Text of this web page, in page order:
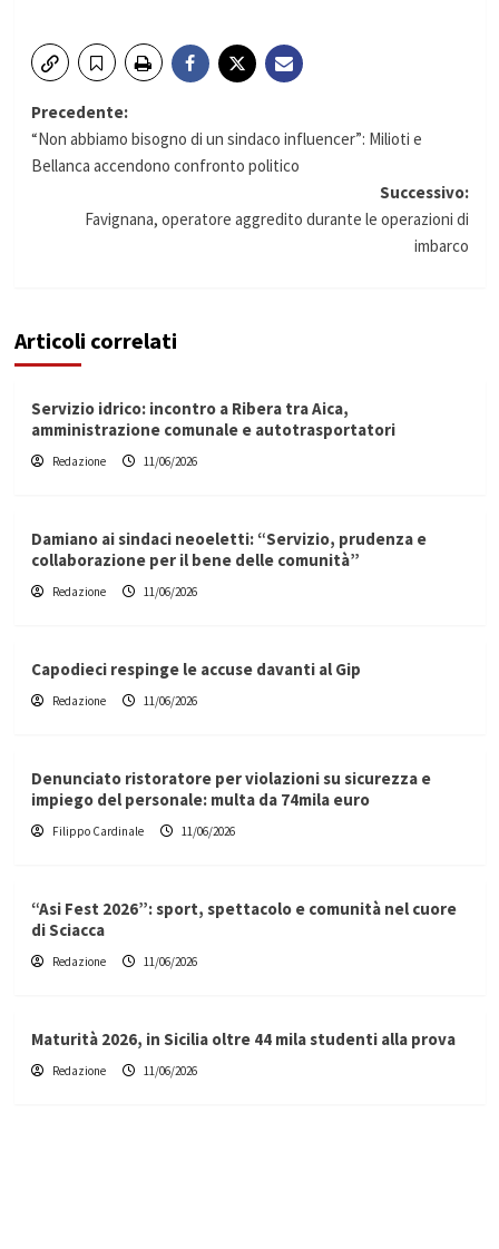
Navigazione
articolo
Precedente:
“Non abbiamo bisogno di un sindaco influencer”: Milioti e
Bellanca accendono confronto politico
Successivo:
Favignana, operatore aggredito durante le operazioni di
imbarco
Articoli correlati
Servizio idrico: incontro a Ribera tra Aica,
amministrazione comunale e autotrasportatori
Redazione 11/06/2026
Damiano ai sindaci neoeletti: “Servizio, prudenza e
collaborazione per il bene delle comunità”
Redazione 11/06/2026
Capodieci respinge le accuse davanti al Gip
Redazione 11/06/2026
Denunciato ristoratore per violazioni su sicurezza e
impiego del personale: multa da 74mila euro
Filippo Cardinale 11/06/2026
“Asi Fest 2026”: sport, spettacolo e comunità nel cuore
di Sciacca
Redazione 11/06/2026
Maturità 2026, in Sicilia oltre 44 mila studenti alla prova
Redazione 11/06/2026